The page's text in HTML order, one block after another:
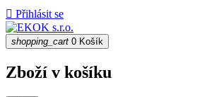
 Přihlásit se
shopping_cart 0 Košík
Zboží v košíku